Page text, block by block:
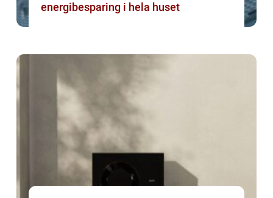
energibesparing i hela huset